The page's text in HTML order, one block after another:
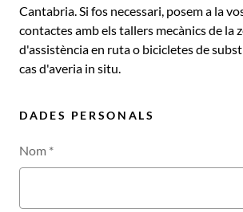
Cantabria. Si fos necessari, posem a la
contactes amb els tallers mecànics de la
d'assistència en ruta o bicicletes de
cas d'averia in situ.
DADES PERSONALS
Nom *